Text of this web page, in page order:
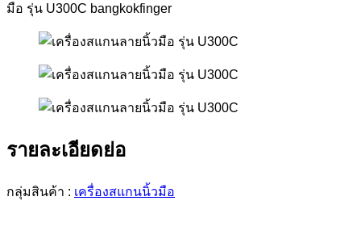
มือ รุ่น U300C bangkokfinger
รายละเอียดย่อ
กลุ่มสินค้า : เครื่องสแกนนิ้วมือ